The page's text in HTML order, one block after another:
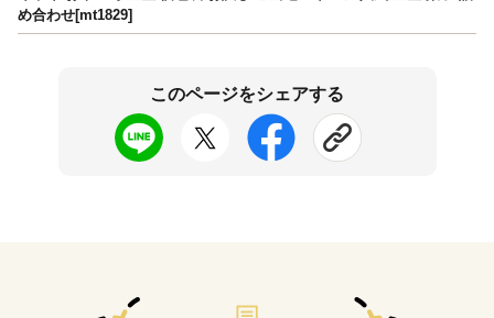
め合わせ[mt1829]
このページをシェアする